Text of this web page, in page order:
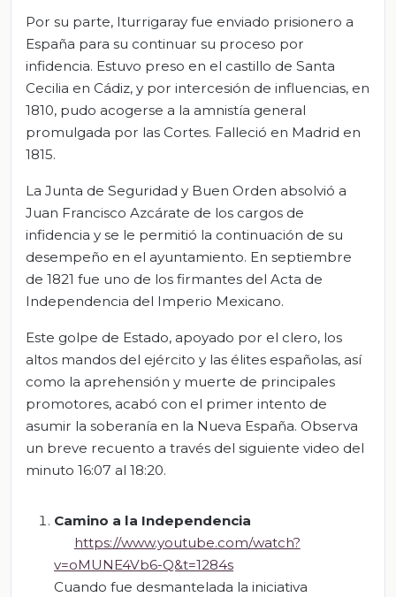
Por su parte, Iturrigaray fue enviado prisionero a
España para su continuar su proceso por
infidencia. Estuvo preso en el castillo de Santa
Cecilia en Cádiz, y por intercesión de influencias, en
1810, pudo acogerse a la amnistía general
promulgada por las Cortes. Falleció en Madrid en
1815.
La Junta de Seguridad y Buen Orden absolvió a
Juan Francisco Azcárate de los cargos de
infidencia y se le permitió la continuación de su
desempeño en el ayuntamiento. En septiembre
de 1821 fue uno de los firmantes del Acta de
Independencia del Imperio Mexicano.
Este golpe de Estado, apoyado por el clero, los
altos mandos del ejército y las élites españolas, así
como la aprehensión y muerte de principales
promotores, acabó con el primer intento de
asumir la soberanía en la Nueva España. Observa
un breve recuento a través del siguiente video del
minuto 16:07 al 18:20.
Camino a la Independencia
https://www.youtube.com/watch?
v=oMUNE4Vb6-Q&t=1284s
Cuando fue desmantelada la iniciativa